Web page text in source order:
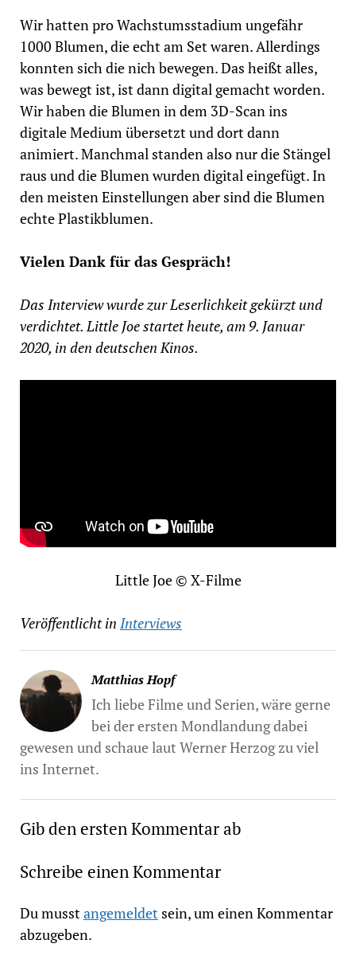
Wir hatten pro Wachstumsstadium ungefähr
1000 Blumen, die echt am Set waren. Allerdings
konnten sich die nich bewegen. Das heißt alles,
was bewegt ist, ist dann digital gemacht worden.
Wir haben die Blumen in dem 3D-Scan ins
digitale Medium übersetzt und dort dann
animiert. Manchmal standen also nur die Stängel
raus und die Blumen wurden digital eingefügt. In
den meisten Einstellungen aber sind die Blumen
echte Plastikblumen.
Vielen Dank für das Gespräch!
Das Interview wurde zur Leserlichkeit gekürzt und
verdichtet. Little Joe startet heute, am 9. Januar
2020, in den deutschen Kinos.
Little Joe © X-Filme
Veröffentlicht in Interviews
Matthias Hopf
Ich liebe Filme und Serien, wäre gerne
bei der ersten Mondlandung dabei
gewesen und schaue laut Werner Herzog zu viel
ins Internet.
Gib den ersten Kommentar ab
Schreibe einen Kommentar
Du musstangemeldetsein, um einen Kommentar
abzugeben.